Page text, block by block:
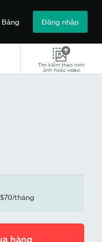
Bảng Đăng nhập
Tìm kiếm theo hình
ảnh hoặc video
tháng
hàng